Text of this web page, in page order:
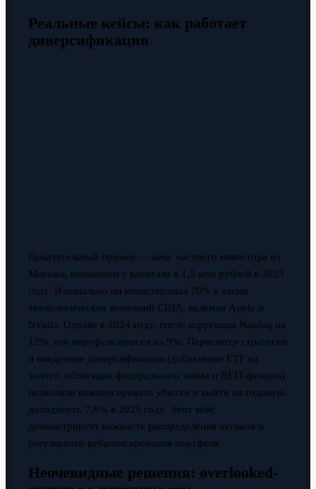
Реальные кейсы: как работает
диверсификация
Показательный пример — кейс частного инвестора из
Москвы, начавшего с капитала в 1,5 млн рублей в 2023
году. Изначально он инвестировал 70% в акции
технологических компаний США, включая Apple и
Nvidia. Однако в 2024 году, после коррекции Nasdaq на
12%, его портфель просел на 9%. Пересмотр стратегии
и внедрение диверсификации (добавление ETF на
золото, облигации федерального займа и REIT-фондов)
позволили компенсировать убытки и выйти на годовую
доходность 7,8% в 2025 году. Этот кейс
демонстрирует важность распределения активов и
регулярного ребалансирования портфеля.
Неочевидные решения: overlooked-